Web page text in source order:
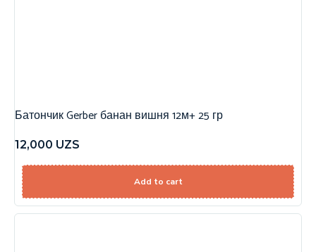
Батончик Gerber банан вишня 12м+ 25 гр
12,000 UZS
Add to cart